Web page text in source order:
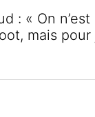
: « On n’est
mais pour